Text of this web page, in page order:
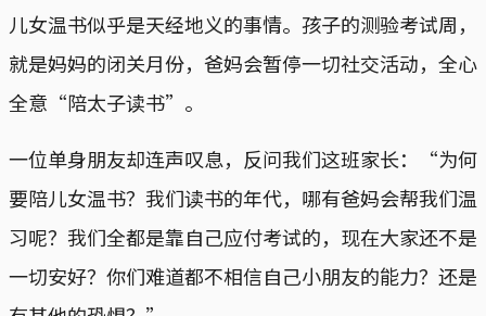
儿女温书似乎是天经地义的事情。孩子的测验考试周，
就是妈妈的闭关月份，爸妈会暂停一切社交活动，全心
全意“陪太子读书”。
一位单身朋友却连声叹息，反问我们这班家长：“为何
要陪儿女温书？我们读书的年代，哪有爸妈会帮我们温
习呢？我们全都是靠自己应付考试的，现在大家还不是
一切安好？你们难道都不相信自己小朋友的能力？还是